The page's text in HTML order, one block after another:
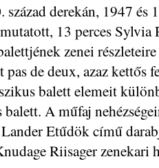
derekán, 1947 és
13 perces Sylvia
zenei
de deux, azaz kettős
balett elemeit
A műfaj
Etűdök című
Riisager zenekari